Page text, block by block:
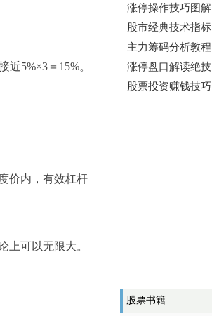
5%×3＝15%。
价内，有效杠杆
可以无限大。
涨停操作技巧图解
股市经典技术指标
主力筹码分析教程
涨停盘口解读绝技
股票投资赚钱技巧
股票书籍